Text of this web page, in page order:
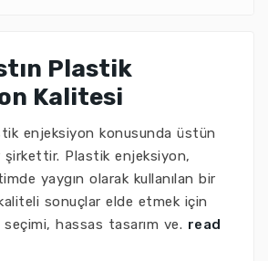
Plastik
Kalitesi
enjeksiyon konusunda üstün
Plastik enjeksiyon,
yaygın olarak kullanılan bir
sonuçlar elde etmek için
hassas tasarım ve. read